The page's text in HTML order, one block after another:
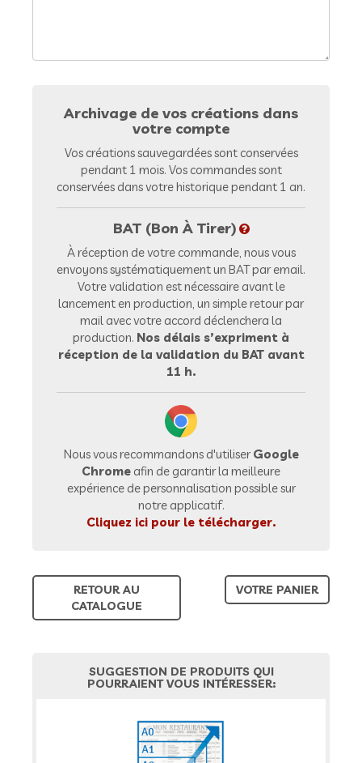
Archivage de vos créations dans
votre compte
Vos créations sauvegardées sont conservées
pendant 1 mois. Vos commandes sont
conservées dans votre historique pendant 1 an.
BAT (Bon À Tirer)
À réception de votre commande, nous vous
envoyons systématiquement un BAT par email.
Votre validation est nécessaire avant le
lancement en production, un simple retour par
mail avec votre accord déclenchera la
production. Nos délais s’expriment à
réception de la validation du BAT avant
11 h.
Nous vous recommandons d'utiliserGoogle
Chrome afin de garantir la meilleure
expérience de personnalisation possible sur
notre applicatif.
Cliquez ici pour le télécharger.
RETOUR AU
CATALOGUE
VOTRE PANIER
SUGGESTION DE PRODUITS QUI
POURRAIENT VOUS INTÉRESSER: